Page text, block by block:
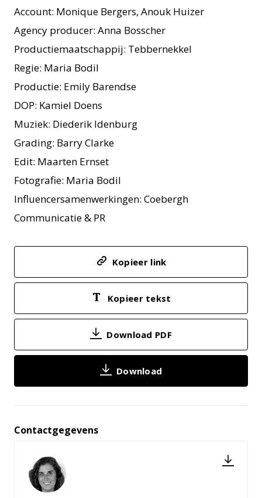
Account: Monique Bergers, Anouk Huizer
Agency producer: Anna Bosscher
Productiemaatschappij: Tebbernekkel
Regie: Maria Bodil
Productie: Emily Barendse
DOP: Kamiel Doens
Muziek: Diederik Idenburg
Grading: Barry Clarke
Edit: Maarten Ernset
Fotografie: Maria Bodil
Influencersamenwerkingen: Coebergh
Communicatie & PR
Kopieer link
Kopieer tekst
Download PDF
Download
Contactgegevens